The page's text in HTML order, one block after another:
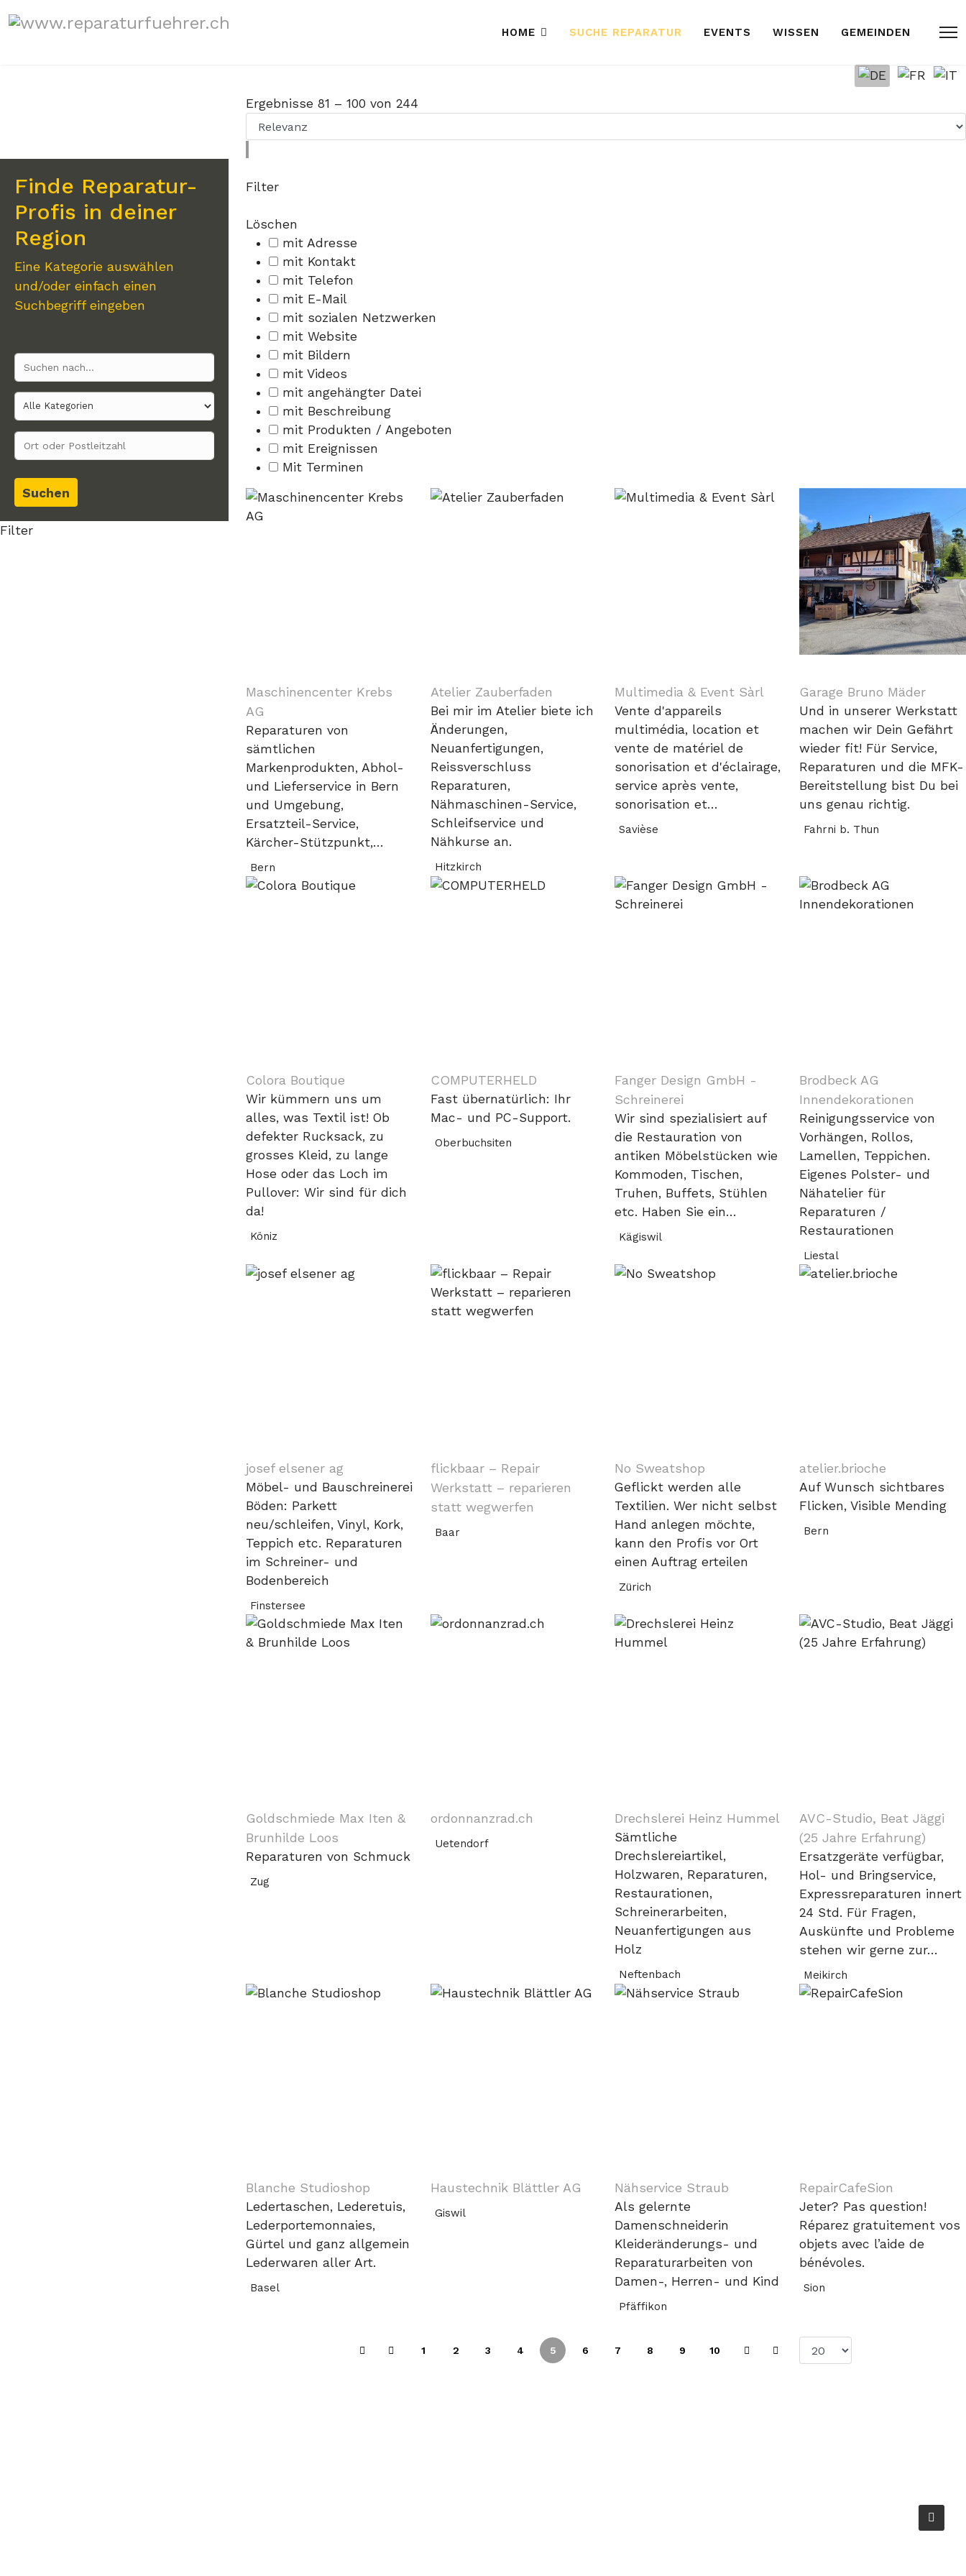
HOME SUCHE REPARATUR EVENTS WISSEN GEMEINDEN
Ergebnisse 81 – 100 von 244
Finde Reparatur-
Profis in deiner
Region
Eine Kategorie auswählen
und/oder einfach einen
Suchbegriff eingeben
Suchen
Filter
Filter
Löschen
mit Adresse
mit Kontakt
mit Telefon
mit E-Mail
mit sozialen Netzwerken
mit Website
mit Bildern
mit Videos
mit angehängter Datei
mit Beschreibung
mit Produkten / Angeboten
mit Ereignissen
Mit Terminen
Maschinencenter Krebs
AG
Reparaturen von
sämtlichen
Markenprodukten, Abhol-
und Lieferservice in Bern
und Umgebung,
Ersatzteil-Service,
Kärcher-Stützpunkt,…
Bern
Atelier Zauberfaden
Bei mir im Atelier biete ich
Änderungen,
Neuanfertigungen,
Reissverschluss
Reparaturen,
Nähmaschinen-Service,
Schleifservice und
Nähkurse an.
Hitzkirch
Multimedia & Event Sàrl
Vente d'appareils
multimédia, location et
vente de matériel de
sonorisation et d'éclairage,
service après vente,
sonorisation et…
Savièse
Garage Bruno Mäder
Und in unserer Werkstatt
machen wir Dein Gefährt
wieder fit! Für Service,
Reparaturen und die MFK-
Bereitstellung bist Du bei
uns genau richtig.
Fahrni b. Thun
Colora Boutique
Wir kümmern uns um
alles, was Textil ist! Ob
defekter Rucksack, zu
grosses Kleid, zu lange
Hose oder das Loch im
Pullover: Wir sind für dich
da!
Köniz
COMPUTERHELD
Fast übernatürlich: Ihr
Mac- und PC-Support.
Oberbuchsiten
Fanger Design GmbH -
Schreinerei
Wir sind spezialisiert auf
die Restauration von
antiken Möbelstücken wie
Kommoden, Tischen,
Truhen, Buffets, Stühlen
etc. Haben Sie ein…
Kägiswil
Brodbeck AG
Innendekorationen
Reinigungsservice von
Vorhängen, Rollos,
Lamellen, Teppichen.
Eigenes Polster- und
Nähatelier für
Reparaturen /
Restaurationen
Liestal
josef elsener ag
Möbel- und Bauschreinerei
Böden: Parkett
neu/schleifen, Vinyl, Kork,
Teppich etc. Reparaturen
im Schreiner- und
Bodenbereich
Finstersee
flickbaar – Repair
Werkstatt – reparieren
statt wegwerfen
Baar
No Sweatshop
Geflickt werden alle
Textilien. Wer nicht selbst
Hand anlegen möchte,
kann den Profis vor Ort
einen Auftrag erteilen
Zürich
atelier.brioche
Auf Wunsch sichtbares
Flicken, Visible Mending
Bern
Goldschmiede Max Iten &
Brunhilde Loos
Reparaturen von Schmuck
Zug
ordonnanzrad.ch
Uetendorf
Drechslerei Heinz Hummel
Sämtliche
Drechslereiartikel,
Holzwaren, Reparaturen,
Restaurationen,
Schreinerarbeiten,
Neuanfertigungen aus
Holz
Neftenbach
AVC-Studio, Beat Jäggi
(25 Jahre Erfahrung)
Ersatzgeräte verfügbar,
Hol- und Bringservice,
Expressreparaturen innert
24 Std. Für Fragen,
Auskünfte und Probleme
stehen wir gerne zur…
Meikirch
Blanche Studioshop
Ledertaschen, Lederetuis,
Lederportemonnaies,
Gürtel und ganz allgemein
Lederwaren aller Art.
Basel
Haustechnik Blättler AG
Giswil
Nähservice Straub
Als gelernte
Damenschneiderin
Kleideränderungs- und
Reparaturarbeiten von
Damen-, Herren- und Kind
Pfäffikon
RepairCafeSion
Jeter? Pas question!
Réparez gratuitement vos
objets avec l’aide de
bénévoles.
Sion
1 2 3 4 5 6 7 8 9 10